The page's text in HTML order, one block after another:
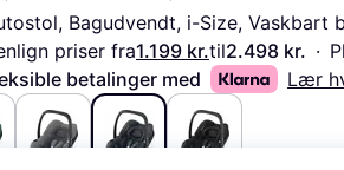
Bagudvendt, i-Size,
priser fra1.199 kr.til2.498 kr. ·
betalinger med
Lær